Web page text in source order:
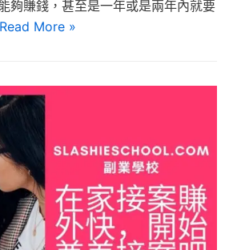
夠賺錢，甚至是一年或是兩年內就要
Read More »